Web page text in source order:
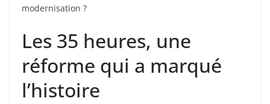
modernisation ?
Les 35 heures, une
réforme qui a marqué
l’histoire